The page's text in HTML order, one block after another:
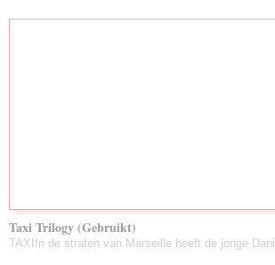
Taxi Trilogy (Gebruikt)
TAXIIn de straten van Marseille heeft de jonge